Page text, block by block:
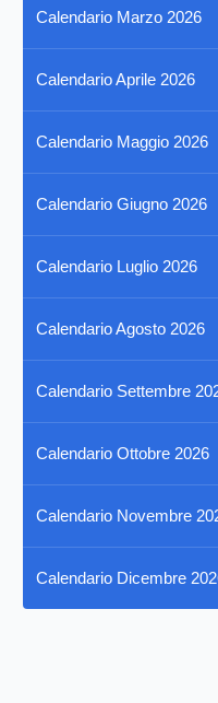
Calendario Marzo 2026
Calendario Aprile 2026
Calendario Maggio 2026
Calendario Giugno 2026
Calendario Luglio 2026
Calendario Agosto 2026
Calendario Settembre
Calendario Ottobre 2026
Calendario Novembre
Calendario Dicembre